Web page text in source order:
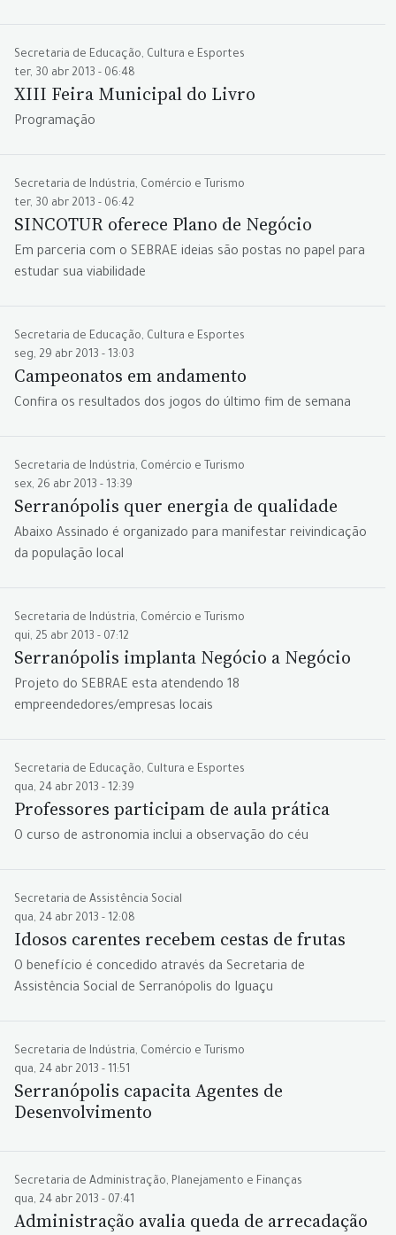
Secretaria de Educação, Cultura e Esportes
ter, 30 abr 2013 - 06:48
XIII Feira Municipal do Livro
Programação
Secretaria de Indústria, Comércio e Turismo
ter, 30 abr 2013 - 06:42
SINCOTUR oferece Plano de Negócio
Em parceria com o SEBRAE ideias são postas no papel para
estudar sua viabilidade
Secretaria de Educação, Cultura e Esportes
seg, 29 abr 2013 - 13:03
Campeonatos em andamento
Confira os resultados dos jogos do último fim de semana
Secretaria de Indústria, Comércio e Turismo
sex, 26 abr 2013 - 13:39
Serranópolis quer energia de qualidade
Abaixo Assinado é organizado para manifestar reivindicação
da população local
Secretaria de Indústria, Comércio e Turismo
qui, 25 abr 2013 - 07:12
Serranópolis implanta Negócio a Negócio
Projeto do SEBRAE esta atendendo 18
empreendedores/empresas locais
Secretaria de Educação, Cultura e Esportes
qua, 24 abr 2013 - 12:39
Professores participam de aula prática
O curso de astronomia inclui a observação do céu
Secretaria de Assistência Social
qua, 24 abr 2013 - 12:08
Idosos carentes recebem cestas de frutas
O benefício é concedido através da Secretaria de
Assistência Social de Serranópolis do Iguaçu
Secretaria de Indústria, Comércio e Turismo
qua, 24 abr 2013 - 11:51
Serranópolis capacita Agentes de
Desenvolvimento
Secretaria de Administração, Planejamento e Finanças
qua, 24 abr 2013 - 07:41
Administração avalia queda de arrecadação